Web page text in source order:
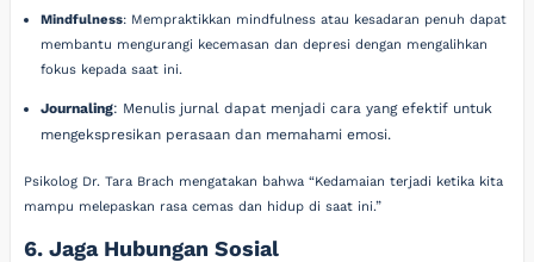
Mindfulness: Mempraktikkan mindfulness atau kesadaran penuh dapat
membantu mengurangi kecemasan dan depresi dengan mengalihkan
fokus kepada saat ini.
Journaling: Menulis jurnal dapat menjadi cara yang efektif untuk
mengekspresikan perasaan dan memahami emosi.
Psikolog Dr. Tara Brach mengatakan bahwa “Kedamaian terjadi ketika kita
mampu melepaskan rasa cemas dan hidup di saat ini.”
6. Jaga Hubungan Sosial